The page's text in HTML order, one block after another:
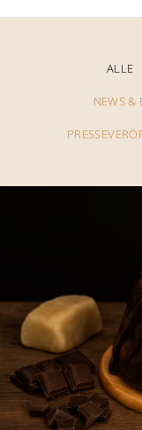
ALLE
NEWS &